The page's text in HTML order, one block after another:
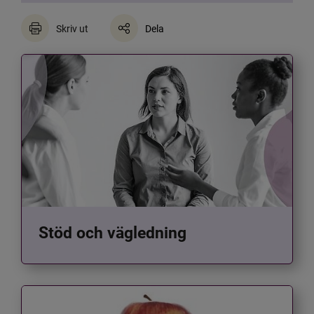
Skriv ut Dela
Stöd och vägledning